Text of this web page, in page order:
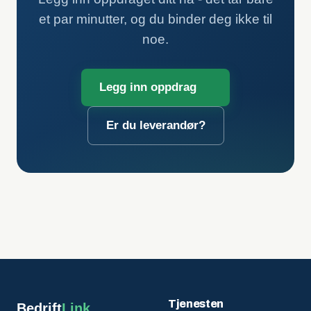
et par minutter, og du binder deg ikke til
noe.
Legg inn oppdrag
Er du leverandør?
Tjenesten